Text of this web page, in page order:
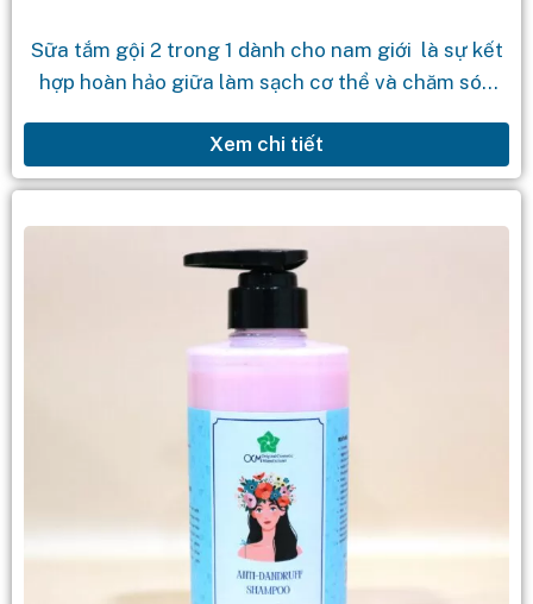
Sữa tắm gội 2 trong 1 dành cho nam giới là sự kết
hợp hoàn hảo giữa làm sạch cơ thể và chăm sóc
Xem chi tiết